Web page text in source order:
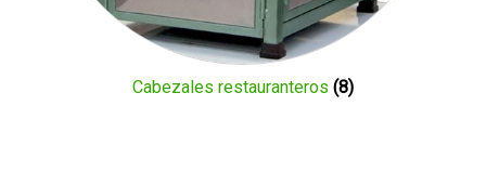
Cabezales restauranteros (8)